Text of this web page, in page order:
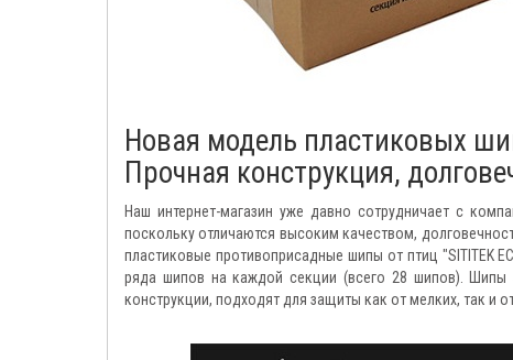
Новая модель пластиковых
Прочная конструкция,
Наш интернет-магазин уже давно сотрудничает с
поскольку отличаются высоким качеством,
пластиковые противоприсадные шипы от птиц "SITITEK
ряда шипов на каждой секции (всего 28 шипов). Шипы
конструкции, подходят для защиты как от мелких, так и